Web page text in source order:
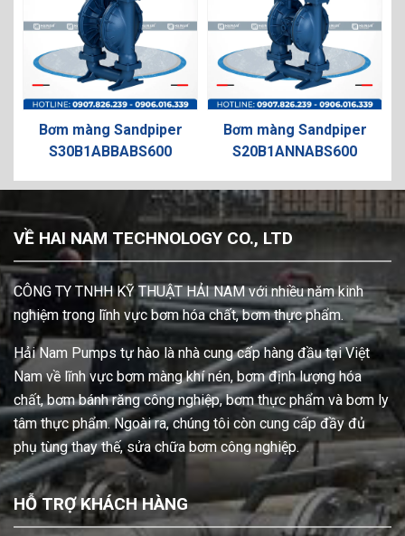
Bơm màng Sandpiper
S30B1ABBABS600
Bơm màng Sandpiper
S20B1ANNABS600
VỀ HAI NAM TECHNOLOGY CO., LTD
CÔNG TY TNHH KỸ THUẬT HẢI NAM với nhiều năm kinh
nghiệm trong lĩnh vực bơm hóa chất, bơm thực phẩm.
Hải Nam Pumps tự hào là nhà cung cấp hàng đầu tại Việt
Nam về lĩnh vực bơm màng khí nén, bơm định lượng hóa
chất, bơm bánh răng công nghiệp, bơm thực phẩm và bơm ly
tâm thực phẩm. Ngoài ra, chúng tôi còn cung cấp đầy đủ
phụ tùng thay thế, sửa chữa bơm công nghiệp.
HỖ TRỢ KHÁCH HÀNG